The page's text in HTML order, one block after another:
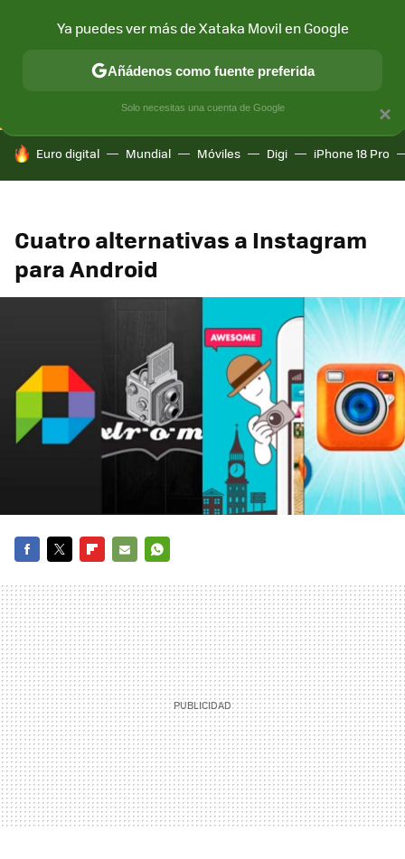
CONECTIVIDAD MÓVIL Y SOCIEDAD APLICACIONES
HOY SE HABLA DE
Euro digital Mundial Móviles Digi iPhone 18 Pro
Cuatro alternativas a Instagram
para Android
MAIL
×
Ya puedes ver más de Xataka Movil en Google
Añádenos como fuente preferida
Solo necesitas una cuenta de Google